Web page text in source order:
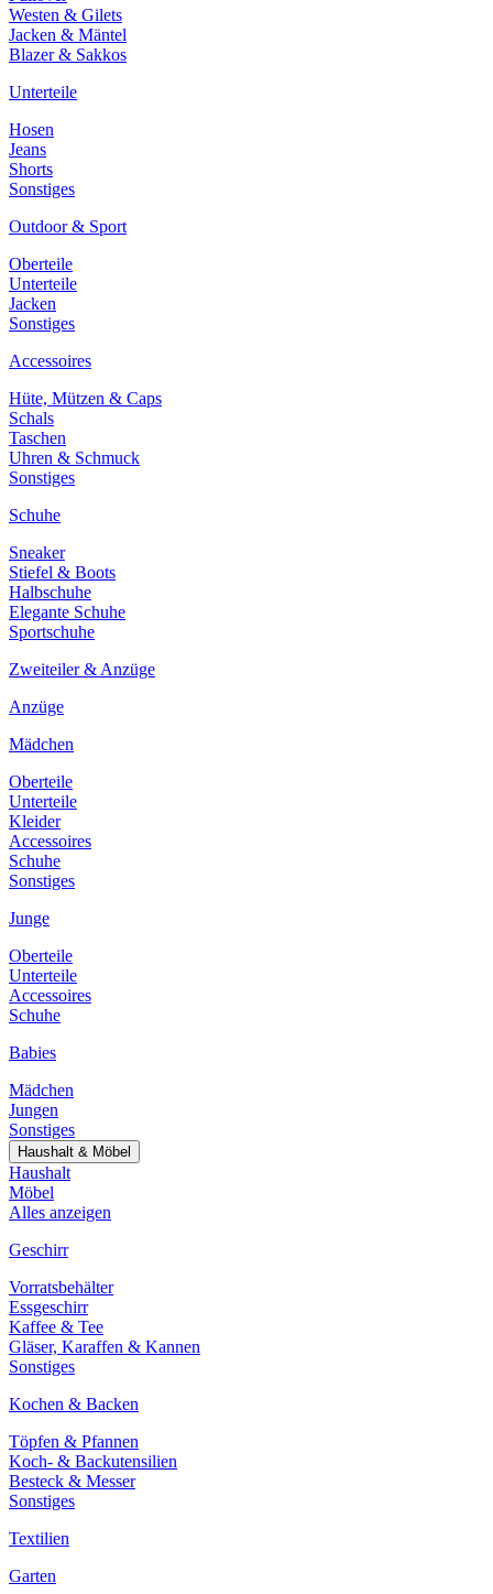
Westen & Gilets
Jacken & Mäntel
Blazer & Sakkos
Unterteile
Hosen
Jeans
Shorts
Sonstiges
Outdoor & Sport
Oberteile
Unterteile
Jacken
Sonstiges
Accessoires
Hüte, Mützen & Caps
Schals
Taschen
Uhren & Schmuck
Sonstiges
Schuhe
Sneaker
Stiefel & Boots
Halbschuhe
Elegante Schuhe
Sportschuhe
Zweiteiler & Anzüge
Anzüge
Mädchen
Oberteile
Unterteile
Kleider
Accessoires
Schuhe
Sonstiges
Junge
Oberteile
Unterteile
Accessoires
Schuhe
Babies
Mädchen
Jungen
Sonstiges
Haushalt & Möbel
Haushalt
Möbel
Alles anzeigen
Geschirr
Vorratsbehälter
Essgeschirr
Kaffee & Tee
Gläser, Karaffen & Kannen
Sonstiges
Kochen & Backen
Töpfen & Pfannen
Koch- & Backutensilien
Besteck & Messer
Sonstiges
Textilien
Garten